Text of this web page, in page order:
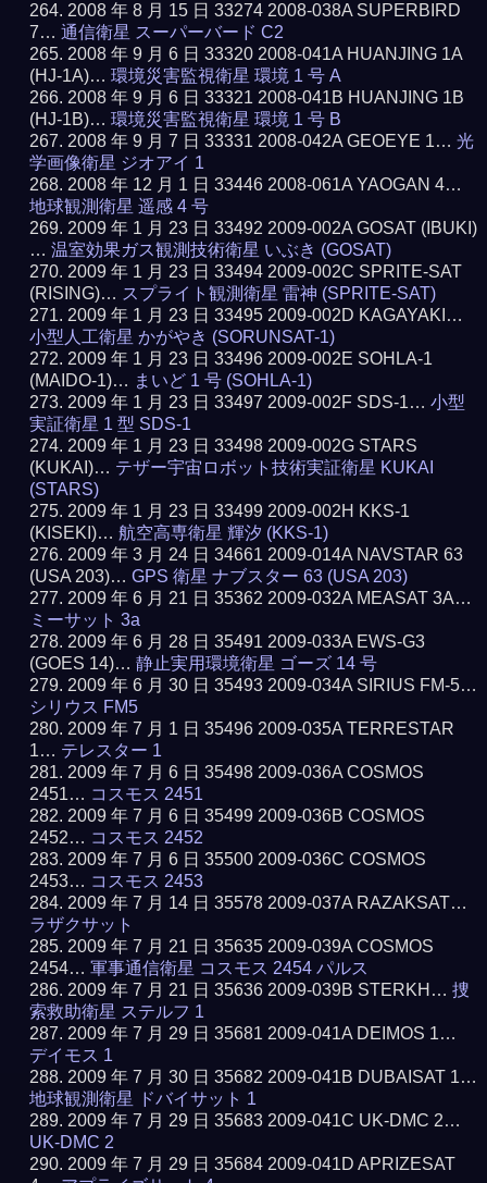
2008 年 8 月 15 日 33274 2008-038A SUPERBIRD
7…通信衛星 スーパーバード C2
2008 年 9 月 6 日 33320 2008-041A HUANJING 1A
(HJ-1A)…環境災害監視衛星 環境 1 号 A
2008 年 9 月 6 日 33321 2008-041B HUANJING 1B
(HJ-1B)…環境災害監視衛星 環境 1 号 B
2008 年 9 月 7 日 33331 2008-042A GEOEYE 1…光
学画像衛星 ジオアイ 1
2008 年 12 月 1 日 33446 2008-061A YAOGAN 4…
地球観測衛星 遥感 4 号
2009 年 1 月 23 日 33492 2009-002A GOSAT (IBUKI)
…温室効果ガス観測技術衛星 いぶき (GOSAT)
2009 年 1 月 23 日 33494 2009-002C SPRITE-SAT
(RISING)… スプライト観測衛星 雷神 (SPRITE-SAT)
2009 年 1 月 23 日 33495 2009-002D KAGAYAKI…
小型人工衛星 かがやき (SORUNSAT-1)
2009 年 1 月 23 日 33496 2009-002E SOHLA-1
(MAIDO-1)… まいど 1 号 (SOHLA-1)
2009 年 1 月 23 日 33497 2009-002F SDS-1…小型
実証衛星 1 型 SDS-1
2009 年 1 月 23 日 33498 2009-002G STARS
(KUKAI)… テザー宇宙ロボット技術実証衛星 KUKAI
(STARS)
2009 年 1 月 23 日 33499 2009-002H KKS-1
(KISEKI)…航空高専衛星 輝汐 (KKS-1)
2009 年 3 月 24 日 34661 2009-014A NAVSTAR 63
(USA 203)…GPS 衛星 ナブスター 63 (USA 203)
2009 年 6 月 21 日 35362 2009-032A MEASAT 3A…
ミーサット 3a
2009 年 6 月 28 日 35491 2009-033A EWS-G3
(GOES 14)…静止実用環境衛星 ゴーズ 14 号
2009 年 6 月 30 日 35493 2009-034A SIRIUS FM-5…
シリウス FM5
2009 年 7 月 1 日 35496 2009-035A TERRESTAR
1… テレスター 1
2009 年 7 月 6 日 35498 2009-036A COSMOS
2451… コスモス 2451
2009 年 7 月 6 日 35499 2009-036B COSMOS
2452… コスモス 2452
2009 年 7 月 6 日 35500 2009-036C COSMOS
2453… コスモス 2453
2009 年 7 月 14 日 35578 2009-037A RAZAKSAT…
ラザクサット
2009 年 7 月 21 日 35635 2009-039A COSMOS
2454…軍事通信衛星 コスモス 2454 パルス
2009 年 7 月 21 日 35636 2009-039B STERKH…捜
索救助衛星 ステルフ 1
2009 年 7 月 29 日 35681 2009-041A DEIMOS 1…
デイモス 1
2009 年 7 月 30 日 35682 2009-041B DUBAISAT 1…
地球観測衛星 ドバイサット 1
2009 年 7 月 29 日 35683 2009-041C UK-DMC 2…
UK-DMC 2
2009 年 7 月 29 日 35684 2009-041D APRIZESAT